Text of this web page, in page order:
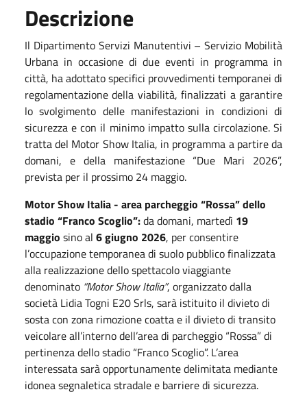
Descrizione
Il Dipartimento Servizi Manutentivi – Servizio Mobilità
Urbana in occasione di due eventi in programma in
città, ha adottato specifici provvedimenti temporanei di
regolamentazione della viabilità, finalizzati a garantire
lo svolgimento delle manifestazioni in condizioni di
sicurezza e con il minimo impatto sulla circolazione. Si
tratta del Motor Show Italia, in programma a partire da
domani, e della manifestazione “Due Mari 2026”,
prevista per il prossimo 24 maggio.
Motor Show Italia - area parcheggio “Rossa” dello
stadio “Franco Scoglio”:da domani, martedì 19
maggio sino al 6 giugno 2026, per consentire
l’occupazione temporanea di suolo pubblico finalizzata
alla realizzazione dello spettacolo viaggiante
denominato “Motor Show Italia”, organizzato dalla
società Lidia Togni E20 Srls, sarà istituito il divieto di
sosta con zona rimozione coatta e il divieto di transito
veicolare all’interno dell’area di parcheggio “Rossa” di
pertinenza dello stadio “Franco Scoglio”. L’area
interessata sarà opportunamente delimitata mediante
idonea segnaletica stradale e barriere di sicurezza.